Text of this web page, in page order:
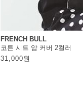
FRENCH BULL
코튼 시트 암 커버 2컬러
31,000원